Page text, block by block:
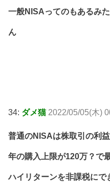
一般NISAってのもあるみ
ん
34: ダメ猫 2022/05/05(木)
普通のNISAは株取引の利
年の購入上限が120万？で
ハイリターンを非課税に